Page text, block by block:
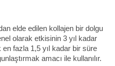
elde edilen kollajen bir dolgu
olarak etkisinin 3 yıl kadar
fazla 1,5 yıl kadar bir süre
amacı ile kullanılır.